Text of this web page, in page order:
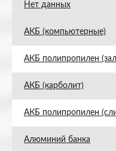
Нет данных
АКБ (компьютерные)
АКБ полипропилен
АКБ (карболит)
АКБ полипропилен
Алюминий банка